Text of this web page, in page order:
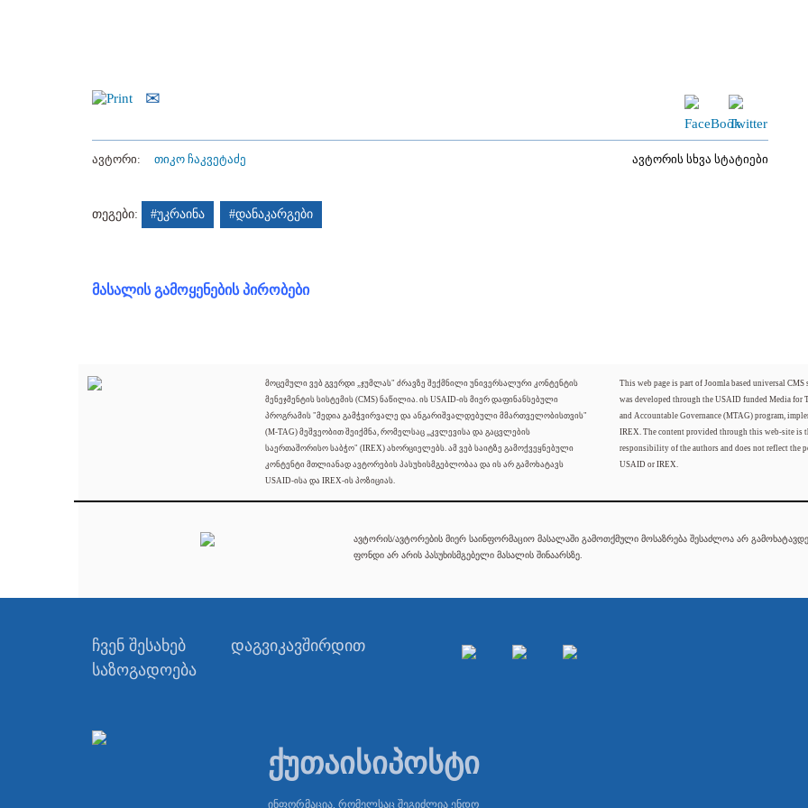
ავტორი: თიკო ჩაკვეტაძე ავტორის სხვა სტატიები
თეგები: #უკრაინა #დანაკარგები
მასალის გამოყენების პირობები
მოცემული ვებ გვერდი „ჯუმლას" ძრავზე შექმნილი უნივერსალური კონტენტის
მენეჯმენტის სისტემის (CMS) ნაწილია. ის USAID-ის მიერ დაფინანსებული
პროგრამის "მედია გამჭვირვალე და ანგარიშვალდებული მმართველობისთვის"
(M-TAG) მეშვეობით შეიქმნა, რომელსაც „კვლევისა და გაცვლების
საერთაშორისო საბჭო" (IREX) ახორციელებს. ამ ვებ საიტზე გამოქვეყნებული
კონტენტი მთლიანად ავტორების პასუხისმგებლობაა და ის არ გამოხატავს
USAID-ისა და IREX-ის პოზიციას.
This web page is part of Joomla based universal CMS
was developed through the USAID funded Media for
and Accountable Governance (MTAG) program,
IREX. The content provided through this web-site is
responsibility of the authors and does not reflect the
USAID or IREX.
ავტორის/ავტორების მიერ საინფორმაციო მასალაში გამოთქმული მოსაზრება შესაძლოა არ
ფონდი არ არის პასუხისმგებელი მასალის შინაარსზე.
ჩვენ შესახებ
დაგვიკავშირდით
საზოგადოება
ქუთაისიპოსტი
ინფორმაცია, რომელსაც შეგიძლია ენდო